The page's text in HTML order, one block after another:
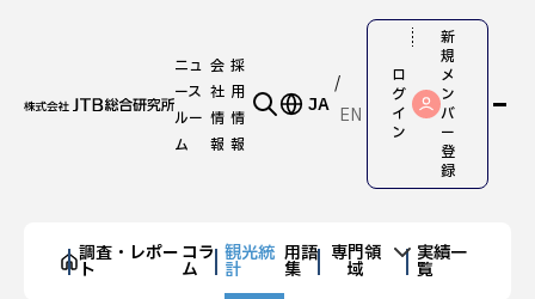
ニュ
ース
ルー
ム
会
社
情
報
採
用
情
報
JA EN
ロ
グ
イ
ン
新
規
メ
ン
バ
ー
登
録
調査・レポー
ト
コラ
ム
観光統
計
用語
集
専門領
域
実績一
覧